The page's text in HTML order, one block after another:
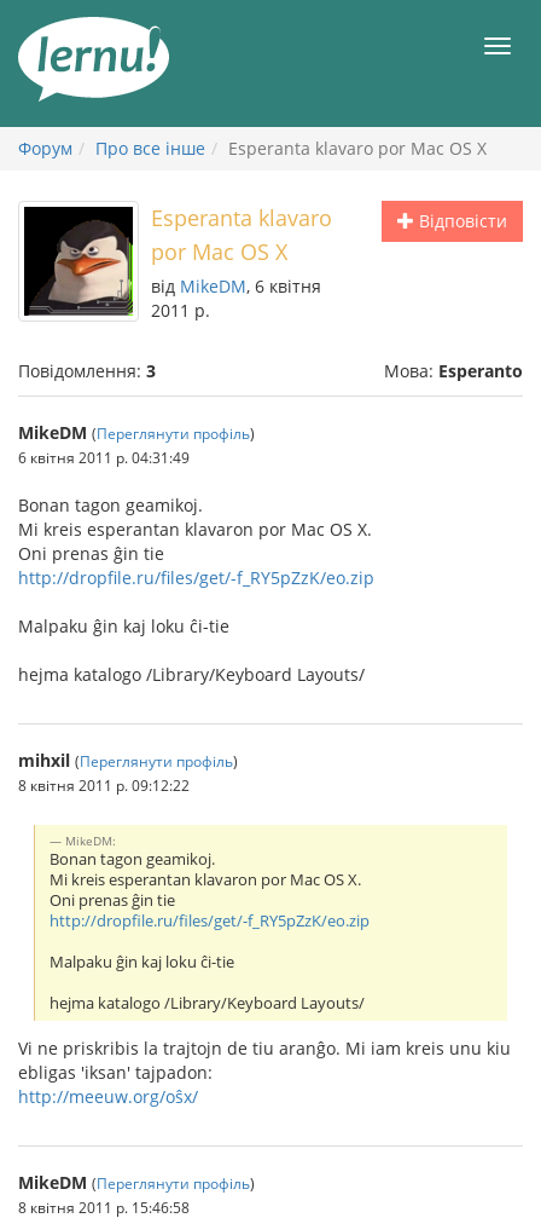
змісту
Форум Про все інше Esperanta klavaro por Mac OS X
Відповісти
Esperanta klavaro
por Mac OS X
від MikeDM, 6 квітня
2011 р.
Повідомлення: 3 Мова: Esperanto
MikeDM (Переглянути профіль)
6 квітня 2011 р. 04:31:49
Bonan tagon geamikoj.
Mi kreis esperantan klavaron por Mac OS X.
Oni prenas ĝin tie
http://dropfile.ru/files/get/-f_RY5pZzK/eo.zip
Malpaku ĝin kaj loku ĉi-tie
hejma katalogo /Library/Keyboard Layouts/
mihxil (Переглянути профіль)
8 квітня 2011 р. 09:12:22
MikeDM:
Bonan tagon geamikoj.
Mi kreis esperantan klavaron por Mac OS X.
Oni prenas ĝin tie
http://dropfile.ru/files/get/-f_RY5pZzK/eo.zip
Malpaku ĝin kaj loku ĉi-tie
hejma katalogo /Library/Keyboard Layouts/
Vi ne priskribis la trajtojn de tiu aranĝo. Mi iam kreis unu kiu
ebligas 'iksan' tajpadon:
http://meeuw.org/oŝx/
MikeDM (Переглянути профіль)
8 квітня 2011 р. 15:46:58